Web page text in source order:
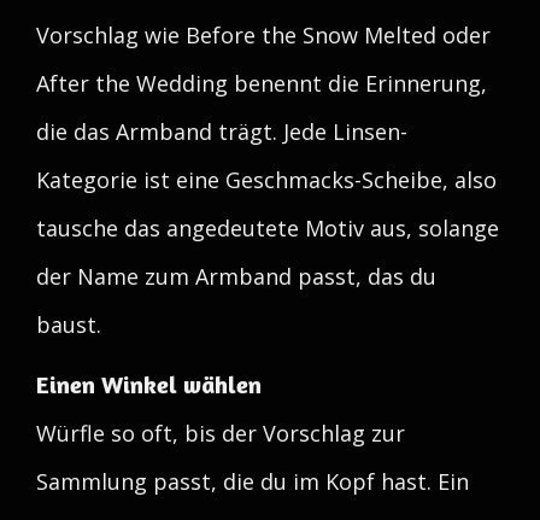
Vorschlag wie Before the Snow Melted oder
After the Wedding benennt die Erinnerung,
die das Armband trägt. Jede Linsen-
Kategorie ist eine Geschmacks-Scheibe, also
tausche das angedeutete Motiv aus, solange
der Name zum Armband passt, das du
baust.
Einen Winkel wählen
Würfle so oft, bis der Vorschlag zur
Sammlung passt, die du im Kopf hast. Ein